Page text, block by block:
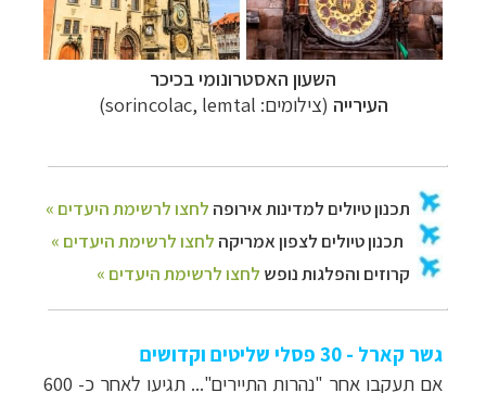
השעון האסטרונומי בכיכר
העירייה (צילומים: sorincolac, lemtal
)
גשר קארל - 30 פסלי שליטים וקדושים
אם תעקבו אחר "נהרות התיירים"... תגיעו לאחר כ- 600